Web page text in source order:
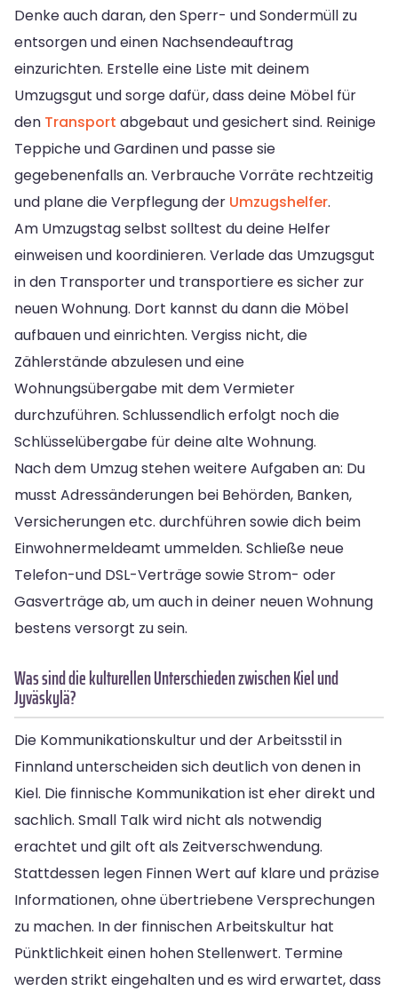
Denke auch daran, den Sperr- und Sondermüll zu
entsorgen und einen Nachsendeauftrag
einzurichten. Erstelle eine Liste mit deinem
Umzugsgut und sorge dafür, dass deine Möbel für
den Transport abgebaut und gesichert sind. Reinige
Teppiche und Gardinen und passe sie
gegebenenfalls an. Verbrauche Vorräte rechtzeitig
und plane die Verpflegung der Umzugshelfer.
Am Umzugstag selbst solltest du deine Helfer
einweisen und koordinieren. Verlade das Umzugsgut
in den Transporter und transportiere es sicher zur
neuen Wohnung. Dort kannst du dann die Möbel
aufbauen und einrichten. Vergiss nicht, die
Zählerstände abzulesen und eine
Wohnungsübergabe mit dem Vermieter
durchzuführen. Schlussendlich erfolgt noch die
Schlüsselübergabe für deine alte Wohnung.
Nach dem Umzug stehen weitere Aufgaben an: Du
musst Adressänderungen bei Behörden, Banken,
Versicherungen etc. durchführen sowie dich beim
Einwohnermeldeamt ummelden. Schließe neue
Telefon-und DSL-Verträge sowie Strom- oder
Gasverträge ab, um auch in deiner neuen Wohnung
bestens versorgt zu sein.
Was sind die kulturellen Unterschieden zwischen Kiel und
Jyväskylä?
Die Kommunikationskultur und der Arbeitsstil in
Finnland unterscheiden sich deutlich von denen in
Kiel. Die finnische Kommunikation ist eher direkt und
sachlich. Small Talk wird nicht als notwendig
erachtet und gilt oft als Zeitverschwendung.
Stattdessen legen Finnen Wert auf klare und präzise
Informationen, ohne übertriebene Versprechungen
zu machen. In der finnischen Arbeitskultur hat
Pünktlichkeit einen hohen Stellenwert. Termine
werden strikt eingehalten und es wird erwartet, dass